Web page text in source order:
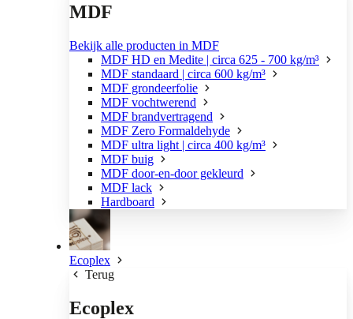
MDF
Bekijk alle producten in MDF
MDF HD en Medite | circa 625 - 700 kg/m³
MDF standaard | circa 600 kg/m³
MDF grondeerfolie
MDF vochtwerend
MDF brandvertragend
MDF Zero Formaldehyde
MDF ultra light | circa 400 kg/m³
MDF buig
MDF door-en-door gekleurd
MDF lack
Hardboard
Ecoplex
Terug
Ecoplex